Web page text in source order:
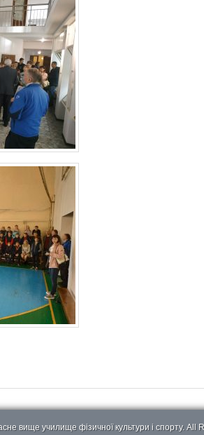
вище училище фізичної культури і спорту. All